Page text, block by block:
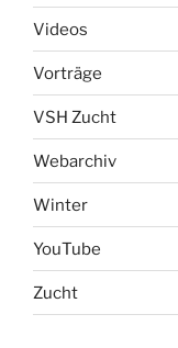
Videos
Vorträge
VSH Zucht
Webarchiv
Winter
YouTube
Zucht